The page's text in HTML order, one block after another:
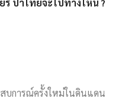
ป่าไทยจะไปทางไหน ?
สบการณ์ครั้งใหม่ในดินแดน